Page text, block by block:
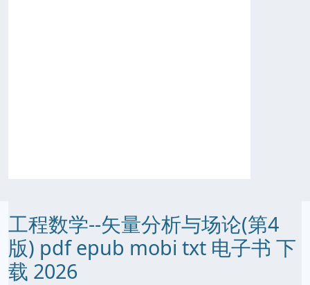
工程数学--矢量分析与场论(第4
版) pdf epub mobi txt 电子书 下
载 2026